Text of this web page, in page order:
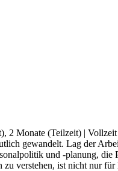
2 Monate (Teilzeit) |
gewandelt. Lag der
und -planung,
verstehen, ist nicht nur